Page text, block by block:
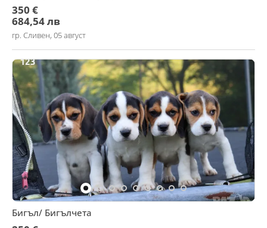
350 €
684,54 лв
гр. Сливен, 05 август
Бигъл/ Бигълчета